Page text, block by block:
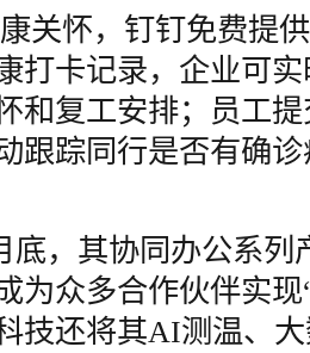
关怀，钉钉免费提
打卡记录，企业可
和复工安排；员工
跟踪同行是否有确
底，其协同办公系列
为众多合作伙伴实
技还将其AI测温、